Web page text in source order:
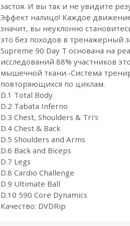
застоя. И вы так и не увидите
Эффект налицо! Каждое
значит, вы неуклонно
это без походов в тренажерный
Supreme 90 Day T основана на
исследований 88% участников
мышечной ткани.-Система
повторяющихся по циклам.
D.1 Total Body
D.2 Tabata Inferno
D.3 Chest, Shoulders & Tri's
D.4 Chest & Back
D.5 Shoulders and Arms
D.6 Back and Biceps
D.7 Legs
D.8 Cardio Challenge
D.9 Ultimate Ball
D.10 590 Core Dynamics
Качество: DVDRip